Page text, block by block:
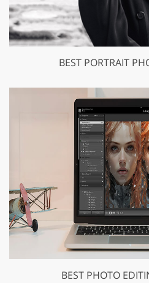
BEST PORTRAIT
BEST PHOTO